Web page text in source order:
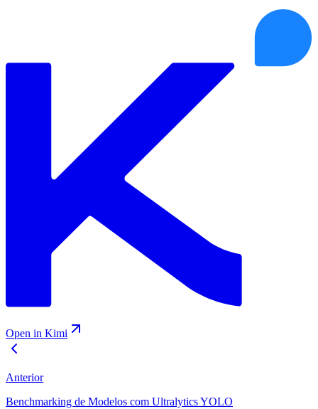
Open in Kimi
Anterior
Benchmarking de Modelos com Ultralytics YOLO